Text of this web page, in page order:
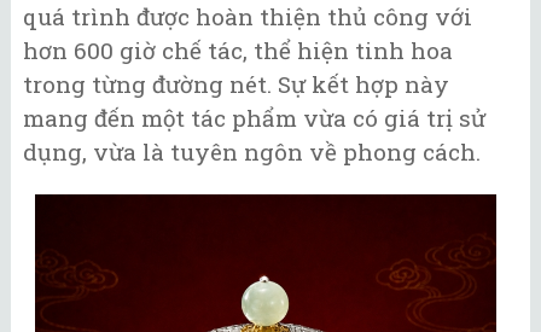
quá trình được hoàn thiện thủ công với
hơn 600 giờ chế tác, thể hiện tinh hoa
trong từng đường nét. Sự kết hợp này
mang đến một tác phẩm vừa có giá trị sử
dụng, vừa là tuyên ngôn về phong cách.